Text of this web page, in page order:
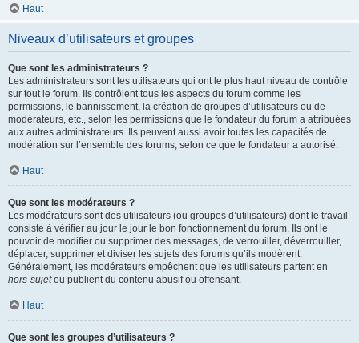
Haut
Niveaux d’utilisateurs et groupes
Que sont les administrateurs ?
Les administrateurs sont les utilisateurs qui ont le plus haut niveau de contrôle
sur tout le forum. Ils contrôlent tous les aspects du forum comme les
permissions, le bannissement, la création de groupes d’utilisateurs ou de
modérateurs, etc., selon les permissions que le fondateur du forum a attribuées
aux autres administrateurs. Ils peuvent aussi avoir toutes les capacités de
modération sur l’ensemble des forums, selon ce que le fondateur a autorisé.
Haut
Que sont les modérateurs ?
Les modérateurs sont des utilisateurs (ou groupes d’utilisateurs) dont le travail
consiste à vérifier au jour le jour le bon fonctionnement du forum. Ils ont le
pouvoir de modifier ou supprimer des messages, de verrouiller, déverrouiller,
déplacer, supprimer et diviser les sujets des forums qu’ils modèrent.
Généralement, les modérateurs empêchent que les utilisateurs partent en
hors-sujetou publient du contenu abusif ou offensant.
Haut
Que sont les groupes d’utilisateurs ?